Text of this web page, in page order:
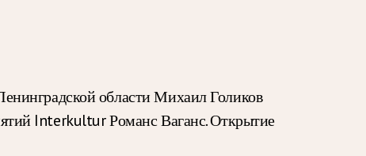
области Михаил Голиков
Interkultur Романс Ваганс. Открытие